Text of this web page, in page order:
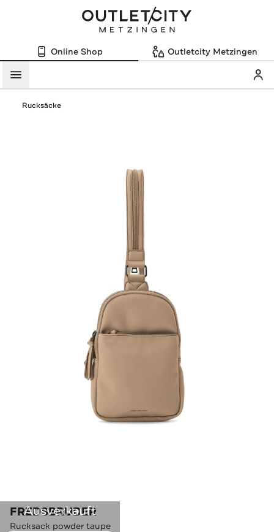
Online Shop Outletcity Metzingen
Menü
Rucksäcke
Ausverkauft
FREDSBRUDER
Rucksack powder taupe